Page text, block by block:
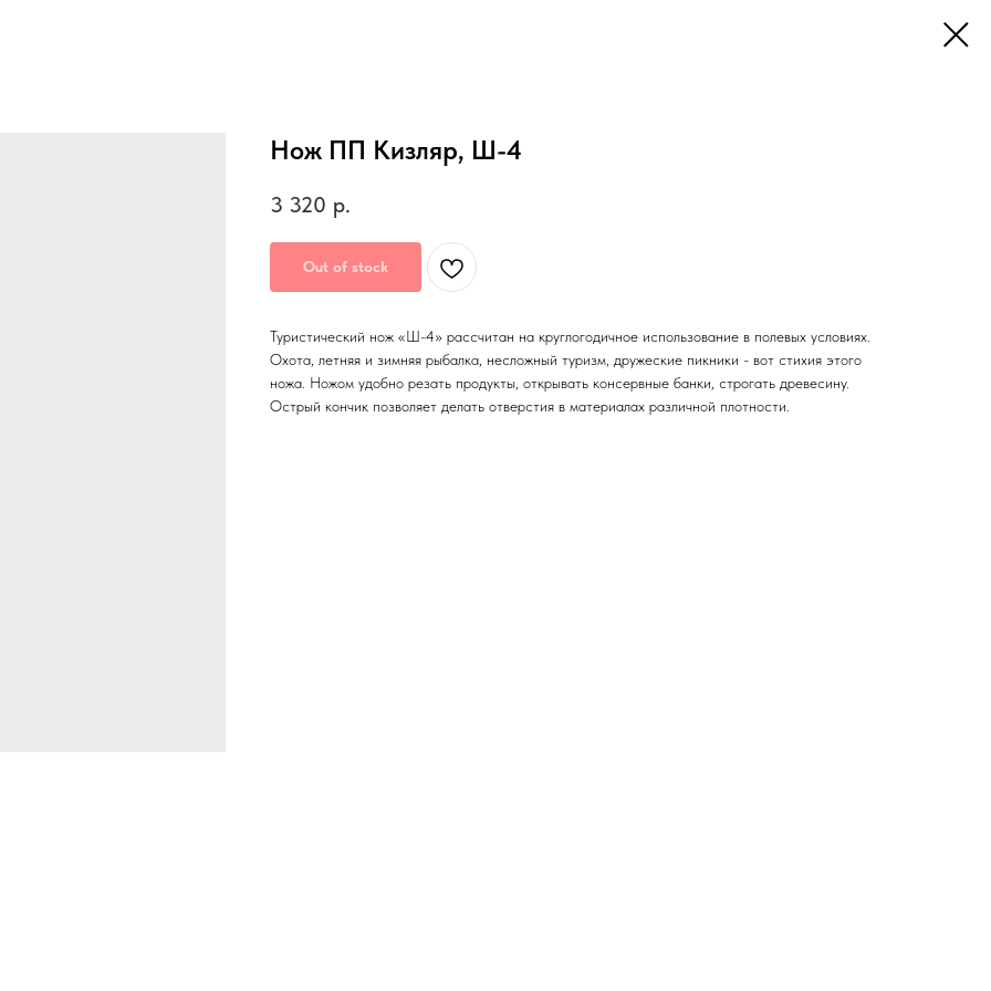
Нож ПП Кизляр, Ш-4
3 320 р.
Out of stock
Туристический нож «Ш-4» рассчитан на круглогодичное использование в полевых условиях.
Охота, летняя и зимняя рыбалка, несложный туризм, дружеские пикники - вот стихия этого
ножа. Ножом удобно резать продукты, открывать консервные банки, строгать древесину.
Острый кончик позволяет делать отверстия в материалах различной плотности.